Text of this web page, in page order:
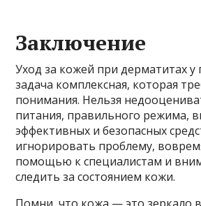
Заключение
Уход за кожей при дерматитах
задача комплексная, которая
понимания. Нельзя
питания, правильного режима,
эффективных и безопасных
игнорировать проблему,
помощью к специалистам и
следить за состоянием кожи.